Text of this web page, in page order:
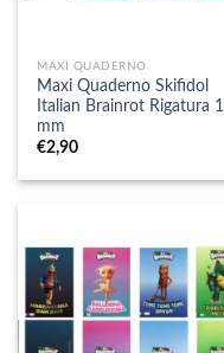
MAXI QUADERNO
Maxi Quaderno Skifidol
Italian Brainrot Rigatura
mm
€2,90